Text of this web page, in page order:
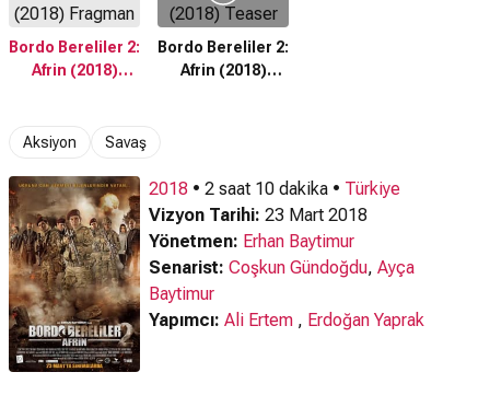
Bordo Bereliler 2:
Afrin (2018)
Bordo Bereliler 2:
Afrin (2018)
Aksiyon Savaş
2018 • 2 saat 10 dakika • Türkiye
Vizyon Tarihi: 23 Mart 2018
Yönetmen: Erhan Baytimur
Senarist: Coşkun Gündoğdu, Ayça
Baytimur
Yapımcı: Ali Ertem , Erdoğan Yaprak